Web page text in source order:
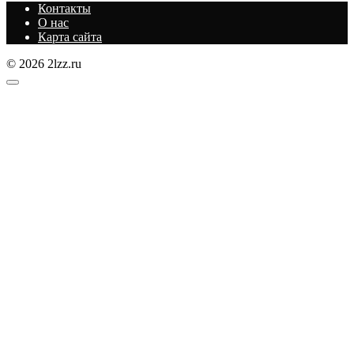
Контакты
О нас
Карта сайта
© 2026 2lzz.ru